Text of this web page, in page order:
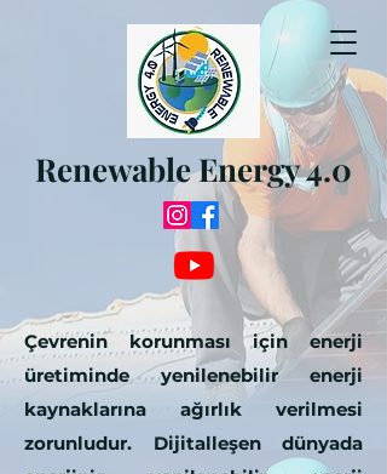
Renewable Energy 4.0
Çevrenin korunması için enerji
üretiminde yenilenebilir enerji
kaynaklarına ağırlık verilmesi
zorunludur. Dijitalleşen dünyada